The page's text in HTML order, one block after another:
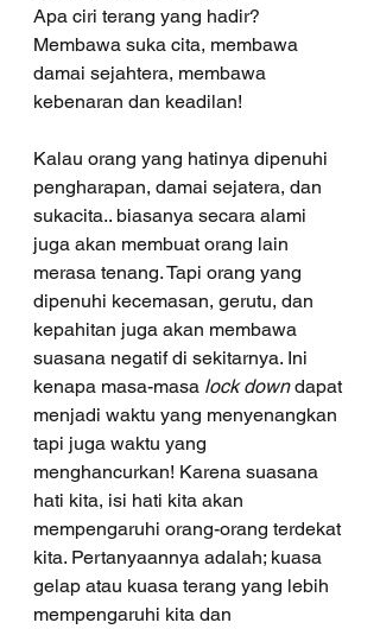
Apa ciri terang yang hadir?
Membawa suka cita, membawa
damai sejahtera, membawa
kebenaran dan keadilan!
Kalau orang yang hatinya dipenuhi
pengharapan, damai sejatera, dan
sukacita.. biasanya secara alami
juga akan membuat orang lain
merasa tenang. Tapi orang yang
dipenuhi kecemasan, gerutu, dan
kepahitan juga akan membawa
suasana negatif di sekitarnya. Ini
kenapa masa-masa lock down dapat
menjadi waktu yang menyenangkan
tapi juga waktu yang
menghancurkan! Karena suasana
hati kita, isi hati kita akan
mempengaruhi orang-orang terdekat
kita. Pertanyaannya adalah; kuasa
gelap atau kuasa terang yang lebih
mempengaruhi kita dan